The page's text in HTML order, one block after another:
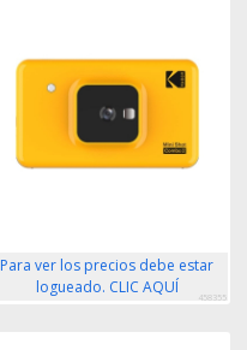
Para ver los precios debe estar
logueado. CLIC AQUÍ
458355